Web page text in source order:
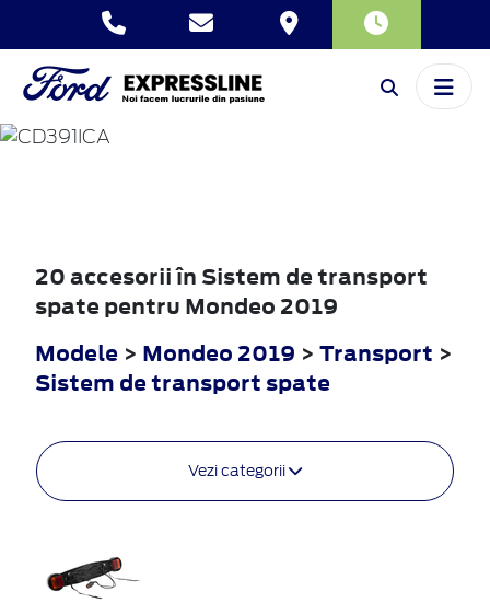
MONDEO
20 accesorii în Sistem de transport
spate pentru Mondeo 2019
Modele > Mondeo 2019 > Transport >
Sistem de transport spate
Vezi categorii